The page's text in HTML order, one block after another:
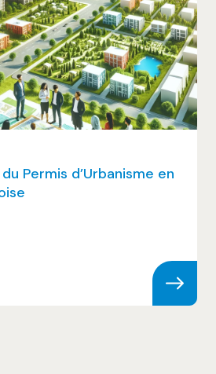
Permis d’Urbanisme en